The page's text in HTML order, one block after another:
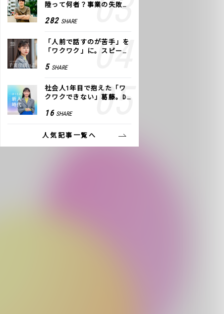
陸って何者？事業の失敗
COLOR
282 SHARE
「人前で話すのが苦手」を
「ワクワク」に。スピーチ
方トレーニング」に込めた
5 SHARE
社会人1年目で抱えた「ワ
クワクできない」葛藤。De
つけた、私の生きる道
16 SHARE
人気記事一覧へ